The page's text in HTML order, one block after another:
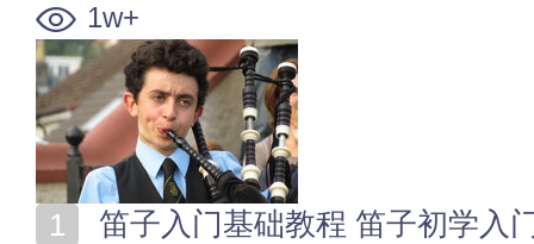
1w+
笛子入门基础教程 笛子初学入